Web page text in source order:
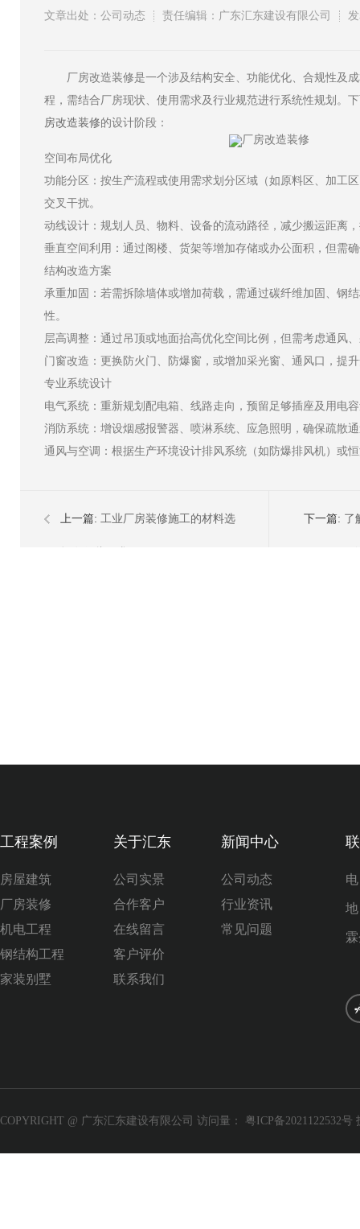
文章出处：公司动态 责任编辑：广东汇东建设有限公司
厂房改造装修是一个涉及结构安全、功能优化、合规性及成
程，需结合厂房现状、使用需求及行业规范进行系统性规划。
房改造装修的设计阶段：
空间布局优化
功能分区：按生产流程或使用需求划分区域（如原料区、加工
交叉干扰。
动线设计：规划人员、物料、设备的流动路径，减少搬运距离
垂直空间利用：通过阁楼、货架等增加存储或办公面积，但需
结构改造方案
承重加固：若需拆除墙体或增加荷载，需通过碳纤维加固、钢
性。
层高调整：通过吊顶或地面抬高优化空间比例，但需考虑通风
门窗改造：更换防火门、防爆窗，或增加采光窗、通风口，提
专业系统设计
电气系统：重新规划配电箱、线路走向，预留足够插座及用电
消防系统：增设烟感报警器、喷淋系统、应急照明，确保疏散
通风与空调：根据生产环境设计排风系统（如防爆排风机）或
上一篇: 工业厂房装修施工的材料选 下一篇: 了
工程案例
房屋建筑
厂房装修
机电工程
钢结构工程
家装别墅
关于汇东
公司实景
合作客户
在线留言
客户评价
联系我们
新闻中心
公司动态
行业资讯
常见问题
COPYRIGHT @ 广东汇东建设有限公司 访问量： 粤ICP备2021122532号